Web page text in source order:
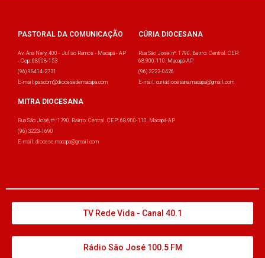
PASTORAL DA COMUNICAÇÃO
Av. Ana Nery, 400 - Julião Ramos - Macapá - AP
- Cep: 68908-153
(96) 98414-2731
E-mail: pascom@diocesedemacapa.com
CÚRIA DIOCESANA
Rua São José, nº: 1790. Bairro: Central. CEP:
68.900-110. Macapá-AP
(96) 3222-0426
E-mail: curiadiocesana.macapa@gmail.com
MITRA DIOCESANA
Rua São José, nº: 1790. Bairro: Central. CEP: 68.900-110. Macapá-AP
(96) 3223-1690
E-mail: diocese.macapa@gmail.com
TV Rede Vida - Canal 40.1
Rádio São José 100.5 FM